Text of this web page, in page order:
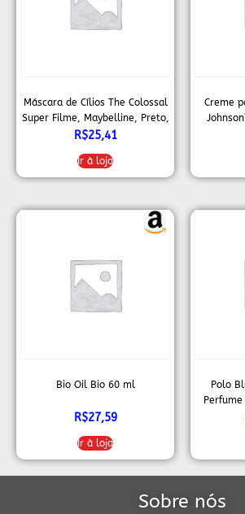
Máscara de Cílios The Colossal
Super Filme, Maybelline, Preto,
Único
R$25,41
Ir à loja
Creme
Bio Oil Bio 60 ml
R$27,59
Ir à loja
Polo
Sobre nós